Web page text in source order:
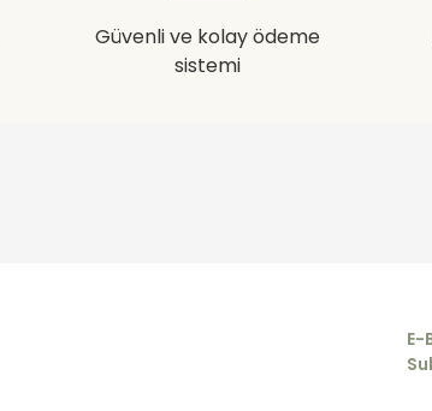
Güvenli ve kolay ödeme
sistemi
E-